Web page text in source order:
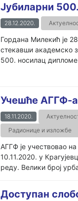
Јубиларни
28.12.2020.
Гордана Милекић је
стекавши академско
500. носилац дипломе
Учешће АГГФ-а
18.11.2020.
Радионице и изложбе
АГГФ је учествовао
10.11.2020. у
реду. Велики број
Доступан